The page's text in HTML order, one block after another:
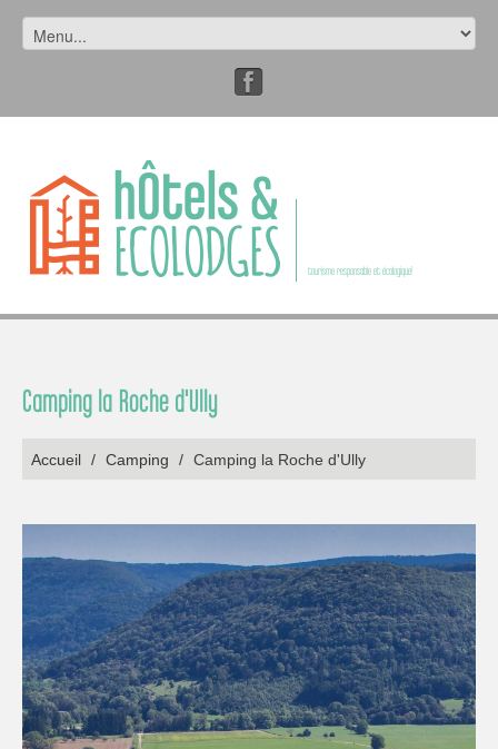
tourisme responsable et écologique!
Camping la Roche d'Ully
Accueil / Camping / Camping la Roche d'Ully